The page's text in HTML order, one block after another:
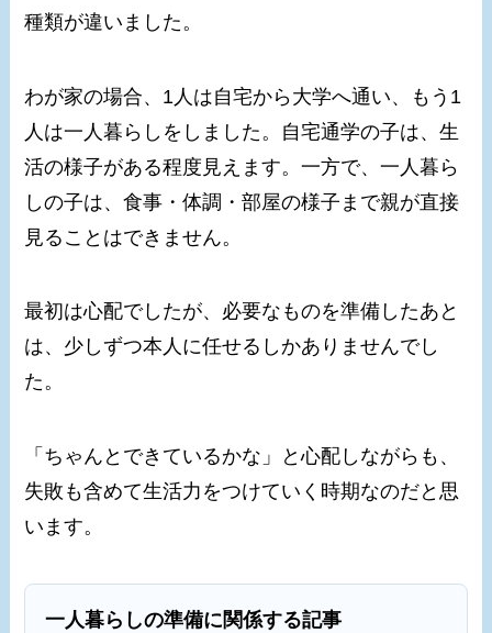
種類が違いました。
わが家の場合、1人は自宅から大学へ通い、もう1
人は一人暮らしをしました。自宅通学の子は、生
活の様子がある程度見えます。一方で、一人暮ら
しの子は、食事・体調・部屋の様子まで親が直接
見ることはできません。
最初は心配でしたが、必要なものを準備したあと
は、少しずつ本人に任せるしかありませんでし
た。
「ちゃんとできているかな」と心配しながらも、
失敗も含めて生活力をつけていく時期なのだと思
います。
一人暮らしの準備に関係する記事